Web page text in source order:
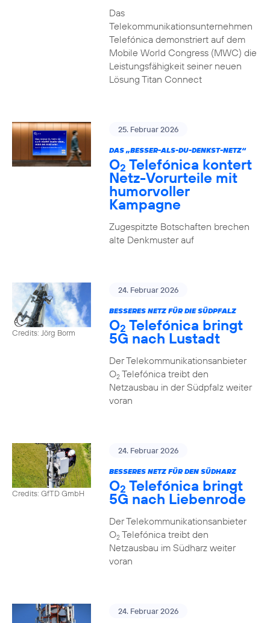
Das
Telekommunikationsunternehmen
Telefónica demonstriert auf dem
Mobile World Congress (MWC) die
Leistungsfähigkeit seiner neuen
Lösung Titan Connect
25. Februar 2026
DAS „BESSER-ALS-DU-DENKST-NETZ“
O2 Telefónica kontert
Netz-Vorurteile mit
humorvoller
Kampagne
Zugespitzte Botschaften brechen
alte Denkmuster auf
Credits: Jörg Borm
24. Februar 2026
BESSERES NETZ FÜR DIE SÜDPFALZ
O2 Telefónica bringt
5G nach Lustadt
Der Telekommunikationsanbieter
O2Telefónica treibt den
Netzausbau in der Südpfalz weiter
voran
Credits: GfTD GmbH
24. Februar 2026
BESSERES NETZ FÜR DEN SÜDHARZ
O2 Telefónica bringt
5G nach Liebenrode
Der Telekommunikationsanbieter
O2Telefónica treibt den
Netzausbau im Südharz weiter
voran
24. Februar 2026